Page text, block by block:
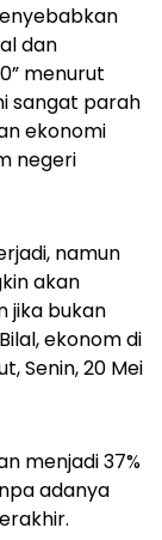
dan
menurut
sangat parah
ekonomi
negeri
namun
akan
jika bukan
ekonom di
Senin, 20 Mei
menjadi 37%
adanya